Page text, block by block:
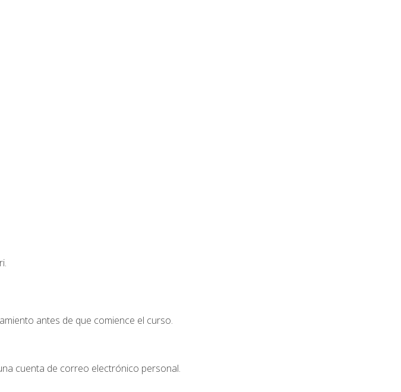
antes de que comience el curso.
cuenta de correo electrónico personal.